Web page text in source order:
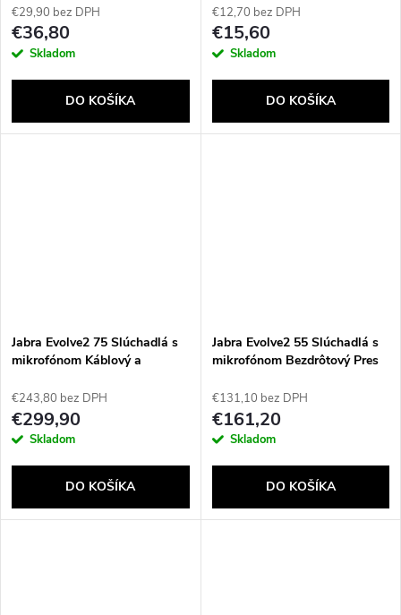
€29,90 bez DPH
€36,80
Skladom
DO KOŠÍKA
hlavu Hovor / hudba Modrá
€12,70 bez DPH
€15,60
Skladom
DO KOŠÍKA
Jabra Evolve2 75 Slúchadlá s
mikrofónom Káblový a
Kancelária / call centrum USB
Typ-C Bluetooth Čierna
€243,80 bez DPH
€299,90
Skladom
DO KOŠÍKA
Jabra Evolve2 55 Slúchadlá s
mikrofónom Bezdrôtový Pres
USB Typ-C Bluetooth Nabíjací
podstavec
€131,10 bez DPH
€161,20
Skladom
DO KOŠÍKA